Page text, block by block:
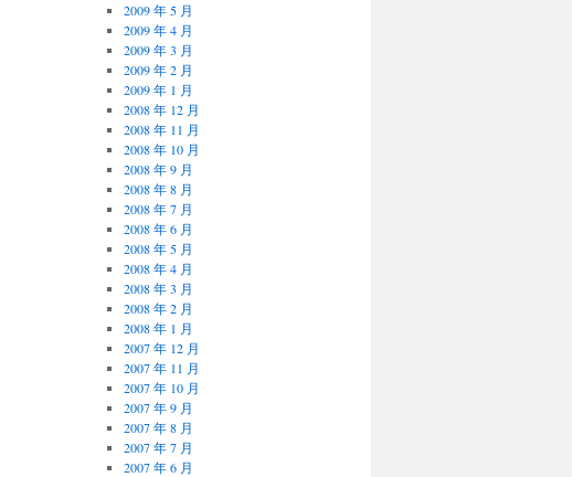
2009 年 5 月
2009 年 4 月
2009 年 3 月
2009 年 2 月
2009 年 1 月
2008 年 12 月
2008 年 11 月
2008 年 10 月
2008 年 9 月
2008 年 8 月
2008 年 7 月
2008 年 6 月
2008 年 5 月
2008 年 4 月
2008 年 3 月
2008 年 2 月
2008 年 1 月
2007 年 12 月
2007 年 11 月
2007 年 10 月
2007 年 9 月
2007 年 8 月
2007 年 7 月
2007 年 6 月